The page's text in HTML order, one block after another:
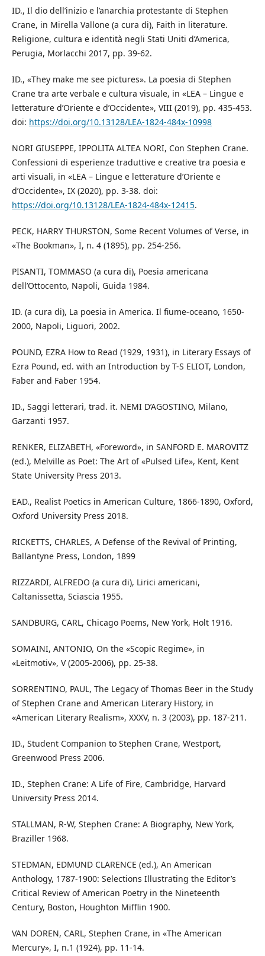
ID., Il dio dell’inizio e l’anarchia protestante di Stephen
Crane, in Mirella Vallone (a cura di), Faith in literature.
Religione, cultura e identità negli Stati Uniti d’America,
Perugia, Morlacchi 2017, pp. 39-62.
ID., «They make me see pictures». La poesia di Stephen
Crane tra arte verbale e cultura visuale, in «LEA – Lingue e
letterature d’Oriente e d’Occidente», VIII (2019), pp. 435-453.
doi: https://doi.org/10.13128/LEA-1824-484x-10998
NORI GIUSEPPE, IPPOLITA ALTEA NORI, Con Stephen Crane.
Confessioni di esperienze traduttive e creative tra poesia e
arti visuali, in «LEA – Lingue e letterature d’Oriente e
d’Occidente», IX (2020), pp. 3-38. doi:
https://doi.org/10.13128/LEA-1824-484x-12415.
PECK, HARRY THURSTON, Some Recent Volumes of Verse, in
«The Bookman», I, n. 4 (1895), pp. 254-256.
PISANTI, TOMMASO (a cura di), Poesia americana
dell’Ottocento, Napoli, Guida 1984.
ID. (a cura di), La poesia in America. Il fiume-oceano, 1650-
2000, Napoli, Liguori, 2002.
POUND, EZRA How to Read (1929, 1931), in Literary Essays of
Ezra Pound, ed. with an Introduction by T-S ELIOT, London,
Faber and Faber 1954.
ID., Saggi letterari, trad. it. NEMI D’AGOSTINO, Milano,
Garzanti 1957.
RENKER, ELIZABETH, «Foreword», in SANFORD E. MAROVITZ
(ed.), Melville as Poet: The Art of «Pulsed Life», Kent, Kent
State University Press 2013.
EAD., Realist Poetics in American Culture, 1866-1890, Oxford,
Oxford University Press 2018.
RICKETTS, CHARLES, A Defense of the Revival of Printing,
Ballantyne Press, London, 1899
RIZZARDI, ALFREDO (a cura di), Lirici americani,
Caltanissetta, Sciascia 1955.
SANDBURG, CARL, Chicago Poems, New York, Holt 1916.
SOMAINI, ANTONIO, On the «Scopic Regime», in
«Leitmotiv», V (2005-2006), pp. 25-38.
SORRENTINO, PAUL, The Legacy of Thomas Beer in the Study
of Stephen Crane and American Literary History, in
«American Literary Realism», XXXV, n. 3 (2003), pp. 187-211.
ID., Student Companion to Stephen Crane, Westport,
Greenwood Press 2006.
ID., Stephen Crane: A Life of Fire, Cambridge, Harvard
University Press 2014.
STALLMAN, R-W, Stephen Crane: A Biography, New York,
Braziller 1968.
STEDMAN, EDMUND CLARENCE (ed.), An American
Anthology, 1787-1900: Selections Illustrating the Editor’s
Critical Review of American Poetry in the Nineteenth
Century, Boston, Houghton Mifflin 1900.
VAN DOREN, CARL, Stephen Crane, in «The American
Mercury», I, n.1 (1924), pp. 11-14.